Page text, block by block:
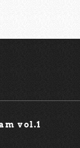
ランド「コシェ
売するのだそう。
ており、価格は税込
覚の追及といった
を各製品に反映す
グ・ギアの機能美
vol.1￼